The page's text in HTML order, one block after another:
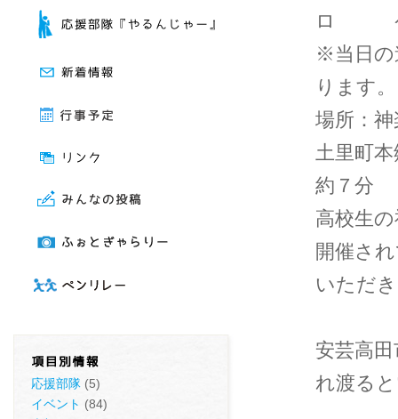
応援部隊 (5)
イベント (84)
ロ ケ／
※当日の
ります。
場所：
土里町
約７分
高校生
開催さ
いただ
安芸高
れ渡る